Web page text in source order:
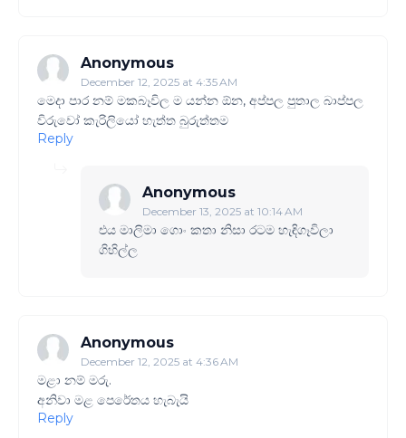
Anonymous
December 12, 2025 at 4:35 AM
මෙදා පාර නම් මකබෑවිල ම යන්න ඕන, අප්පල පුතාල බාප්පල
විරුවෝ කැරිලියෝ හැත්ත බුරුත්තම
Reply
Anonymous
December 13, 2025 at 10:14 AM
එය මාලිමා ගොං කතා නිසා රටම හැඳිගෑවිලා
ගිහිල්ල
Anonymous
December 12, 2025 at 4:36 AM
මළා නම් මරු.
අනිවා මළ පෙරේතය හැබැයි
Reply